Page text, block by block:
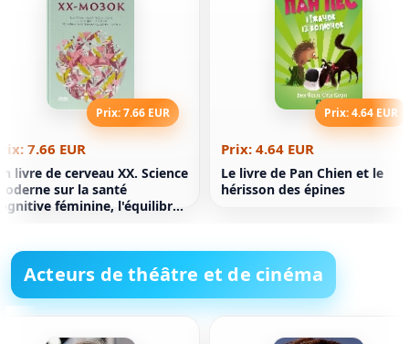
Prix: 7.66 EUR
7.66 EUR
livre de cerveau XX. Science
sur la santé
féminine, l'équilibre
Prix: 4.64 EUR
Prix: 4.64 EUR
Le livre de Pan Chien et le
hérisson des épines
Acteurs de théâtre et de cinéma